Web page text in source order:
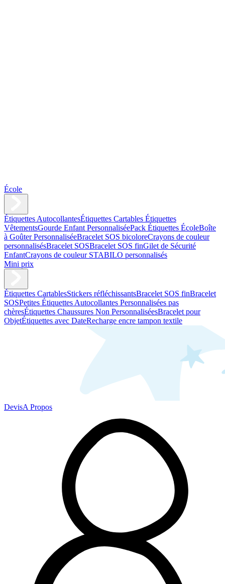
École
Étiquettes AutocollantesÉtiquettes Cartables Étiquettes
VêtementsGourde Enfant PersonnaliséePack Étiquettes ÉcoleBoîte
à Goûter PersonnaliséeBracelet SOS bicoloreCrayons de couleur
personnalisésBracelet SOSBracelet SOS finGilet de Sécurité
EnfantCrayons de couleur STABILO personnalisés
Mini prix
Étiquettes CartablesStickers réfléchissantsBracelet SOS finBracelet
SOSPetites Étiquettes Autocollantes Personnalisées pas
chèresÉtiquettes Chaussures Non PersonnaliséesBracelet pour
ObjetÉtiquettes avec DateRecharge encre tampon textile
DevisA Propos